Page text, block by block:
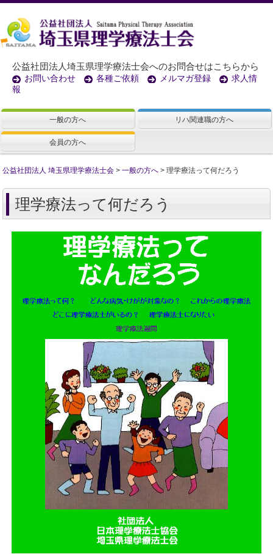
公益社団法人埼玉県理学療法士会へのお問合せはこちらから
お問い合わせ 各種ご依頼 メルマガ登録
求人情
報
一般の方へ リハ関連職の方へ
会員の方へ
公益社団法人 埼玉県理学療法士会 >一般の方へ >理学療法って何だろう
理学療法って何だろう